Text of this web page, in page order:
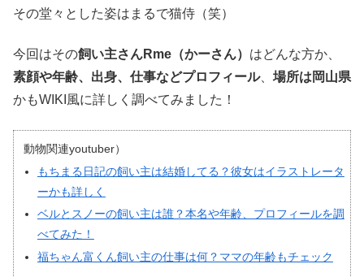
その堂々とした姿はまるで猫侍（笑）
今回はその飼い主さんRme（かーさん） はどんな方か、
素顔や年齢、出身、仕事などプロフィール、 場所は岡山県
かもWIKI風に詳しく調べてみました！
動物関連youtuber）
もちまる日記の飼い主は結婚してる？彼女はイラストレータ
ーかも詳しく
ベルとスノーの飼い主は誰？本名や年齢、プロフィールを調
べてみた！
福ちゃん富くん飼い主の仕事は何？ママの年齢もチェック